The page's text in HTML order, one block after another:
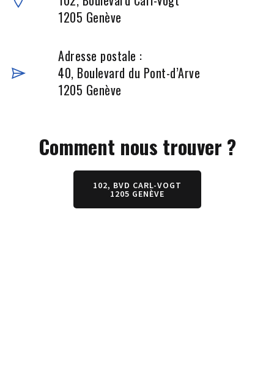
1205 Genève
Adresse postale :
40, Boulevard du Pont-d’Arve
1205 Genève
Comment nous trouver ?
102, BVD CARL-VOGT
1205 GENÈVE